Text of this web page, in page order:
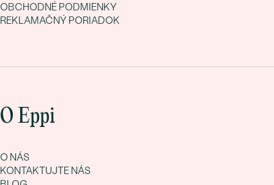
OBCHODNÉ PODMIENKY
REKLAMAČNÝ PORIADOK
O Eppi
O NÁS
KONTAKTUJTE NÁS